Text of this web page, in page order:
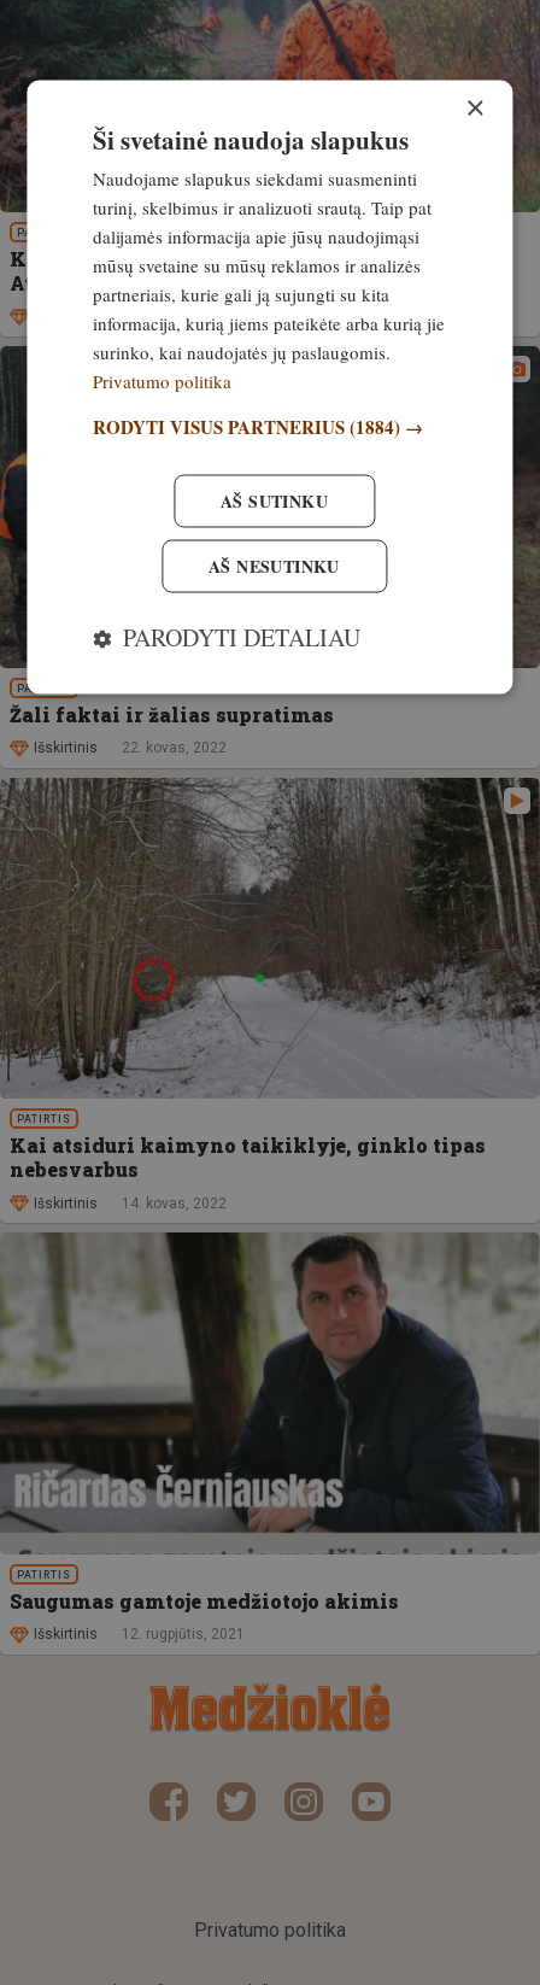
PATIRTIS
Kitokia versiją apie šūvi Kėdainių rajone.
Atskleidžia ukininkopatarejas.lt
Išskirtinis 16. gruodis, 2022
PATIRTIS
Žali faktai ir žalias supratimas
Išskirtinis 22. kovas, 2022
PATIRTIS
Kai atsiduri kaimyno taikiklyje, ginklo tipas
nebesvarbus
Išskirtinis 14. kovas, 2022
PATIRTIS
Saugumas gamtoje medžiotojo akimis
Išskirtinis 12. rugpjūtis, 2021
Privatumo politika
×
Ši svetainė naudoja slapukus
Naudojame slapukus siekdami suasmeninti
turinį, skelbimus ir analizuoti srautą. Taip pat
dalijamės informacija apie jūsų naudojimąsi
mūsų svetaine su mūsų reklamos ir analizės
partneriais, kurie gali ją sujungti su kita
informacija, kurią jiems pateikėte arba kurią jie
surinko, kai naudojatės jų paslaugomis.
Privatumo politika
RODYTI VISUS PARTNERIUS(1884) →
AŠ SUTINKU
AŠ NESUTINKU
PARODYTI DETALIAU